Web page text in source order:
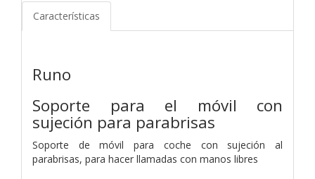
Características
Runo
Soporte para el móvil con
sujeción para parabrisas
Soporte de móvil para coche con sujeción al
parabrisas, para hacer llamadas con manos libres